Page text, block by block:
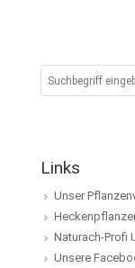
Links
Unser
Naturach-Profi
Unsere